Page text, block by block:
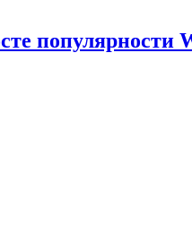
популярности